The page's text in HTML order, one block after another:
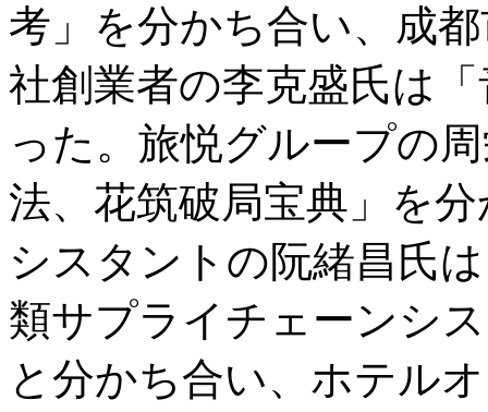
考」を分かち合い、成
社創業者の李克盛氏は
った。旅悦グループの
法、花筑破局宝典」を
シスタントの阮緒昌氏
類サプライチェーンシ
と分かち合い、ホテル